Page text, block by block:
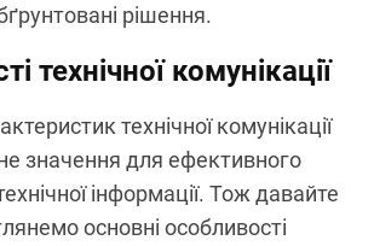
рішення.
технічної комунікації
технічної комунікації
значення для ефективного
інформації. Тож давайте
основні особливості